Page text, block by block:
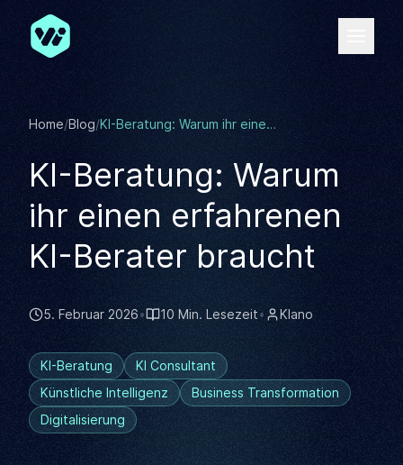
Zum Hauptinhalt springen
Home/Blog/ KI-Beratung: Warum ihr einen erfahrenen KI-Berater braucht
KI-Beratung: Warum
ihr einen erfahrenen
KI-Berater braucht
5. Februar 2026• 10 Min. Lesezeit• KIano
KI-Beratung
KI Consultant
Künstliche Intelligenz
Business Transformation
Digitalisierung